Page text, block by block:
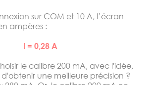
sur COM et 10 A, l’écran
ampères :
I = 0,28 A
le calibre 200 mA, avec l'idée,
une meilleure précision ?